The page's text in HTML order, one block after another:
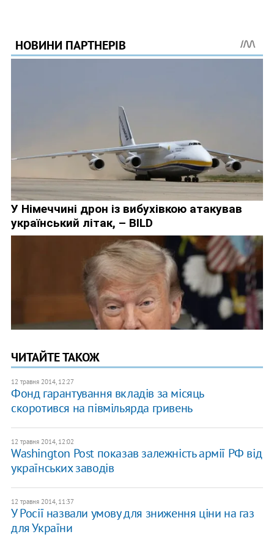
ЧИТАЙТЕ ТАКОЖ
12 травня 2014, 12:27
Фонд гарантування вкладів за місяць
скоротився на півмільярда гривень
12 травня 2014, 12:02
Washington Post показав залежність армії РФ від
українських заводів
12 травня 2014, 11:37
У Росії назвали умову для зниження ціни на газ
для України